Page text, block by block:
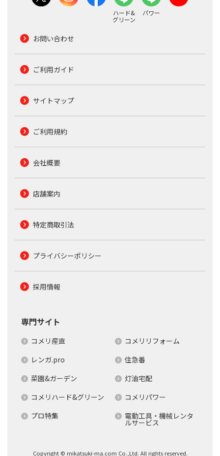
ハード&
グリーン
パワー
お問い合わせ
ご利用ガイド
サイトマップ
ご利用規約
会社概要
店舗案内
特定商取引法
プライバシーポリシー
採用情報
専門サイト
コメリ産直
コメリリフォーム
レンガ.pro
住急番
菜園&ガーデン
灯油宅配
コメリハード&グリーン
コメリパワー
プロ特集
電動工具・機械レンタ
ルサービス
Copyright © mikatsuki-ma.com Co.,Ltd. All rights reserved.